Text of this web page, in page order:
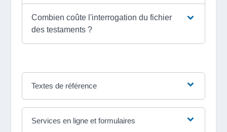
Combien coûte l'interrogation du fichier
des testaments ?
Textes de référence
Services en ligne et formulaires